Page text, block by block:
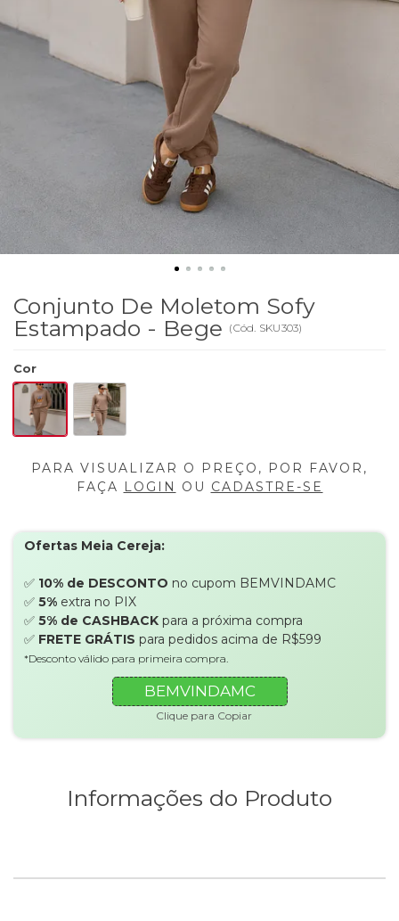
Conjunto De Moletom Sofy
Estampado - Bege (Cód. SKU303)
Cor
PARA VISUALIZAR O PREÇO, POR FAVOR,
FAÇA LOGIN OU CADASTRE-SE
Ofertas Meia Cereja:
✅ 10% de DESCONTO no cupom BEMVINDAMC
✅ 5% extra no PIX
✅ 5% de CASHBACK para a próxima compra
✅ FRETE GRÁTIS para pedidos acima de R$599
*Desconto válido para primeira compra.
BEMVINDAMC
Clique para Copiar
Informações do Produto